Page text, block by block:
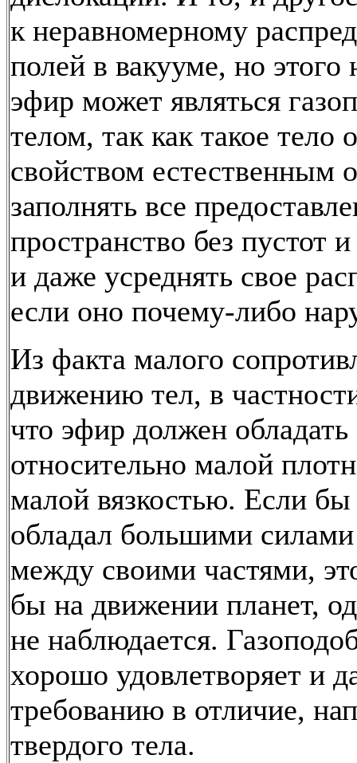
к неравномерному
полей в вакууме, но этого
эфир может являться
телом, так как такое тело
свойством естественным
заполнять все
пространство без пустот
и даже усреднять свое
если оно почему-либо
Из факта малого
движению тел, в
что эфир должен обладать
относительно малой
малой вязкостью. Если
обладал большими
между своими частями,
бы на движении планет,
не наблюдается.
хорошо удовлетворяет и
требованию в отличие,
твердого тела.